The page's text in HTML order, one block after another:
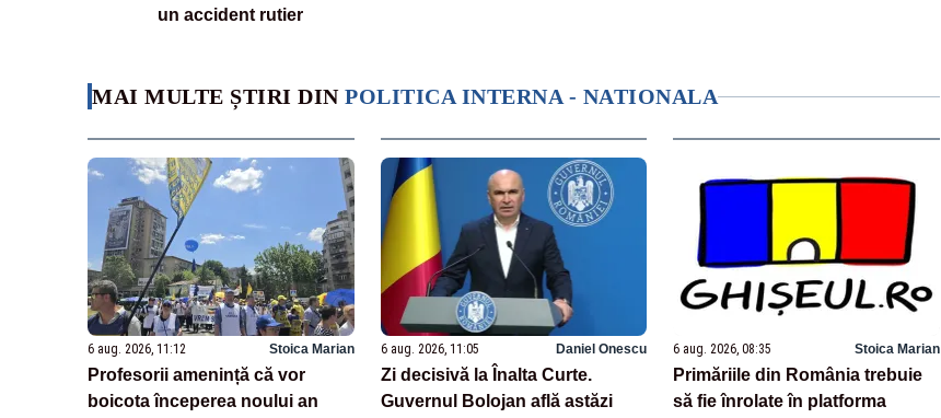
un accident rutier
MAI MULTE ȘTIRI DIN POLITICA INTERNA - NATIONALA
6 aug. 2026, 11:12 Stoica Marian
Profesorii amenință că vor
boicota începerea noului an
6 aug. 2026, 11:05 Daniel Onescu
Zi decisivă la Înalta Curte.
Guvernul Bolojan află astăzi
6 aug. 2026, 08:35 Stoica Marian
Primăriile din România trebuie
să fie înrolate în platforma